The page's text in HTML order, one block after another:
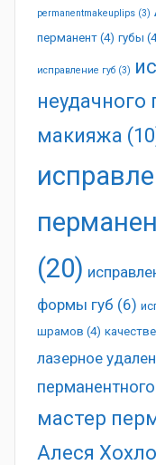
permanentmakeuplips (3)
перманент (4) губы
исправление губ (3)
макияжа
(20)
формы губ (6)
шрамов (4)
лазерное
мастер
Алеся